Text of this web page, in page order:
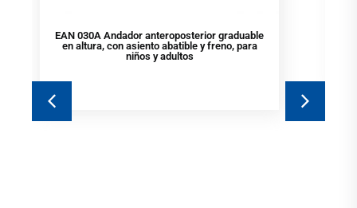
EAN 030A Andador anteroposterior graduable
en altura, con asiento abatible y freno, para
niños y adultos